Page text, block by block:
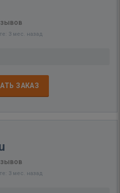
3 мес. назад
ЗАКАЗ
3 мес. назад